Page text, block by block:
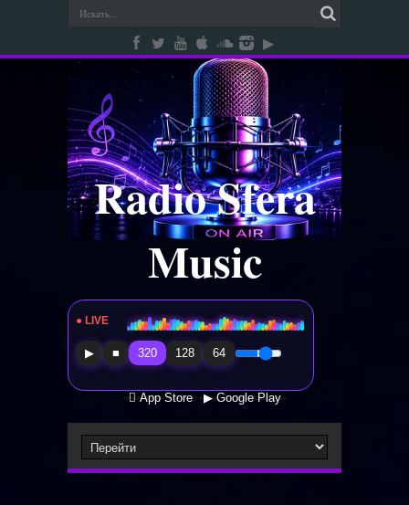
Radio Sfera
Music
● LIVE Radio Sfera Music
▶ ■ 320 128 64
 App Store ▶ Google Play